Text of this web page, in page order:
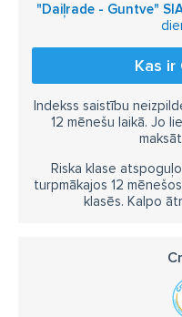
"Daiļrade - Guntve"
Kas ir
Indekss saistību
12 mēnešu laikā. Jo
Riska klase
turpmākajos 12
klasēs. Kalpo